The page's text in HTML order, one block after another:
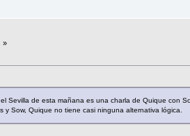
»
Sevilla de esta mañana es una charla de Quique con
Sow, Quique no tiene casi ninguna alternativa lógica.